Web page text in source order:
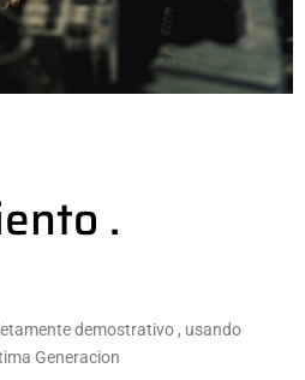
.
demostrativo , usando
Generacion